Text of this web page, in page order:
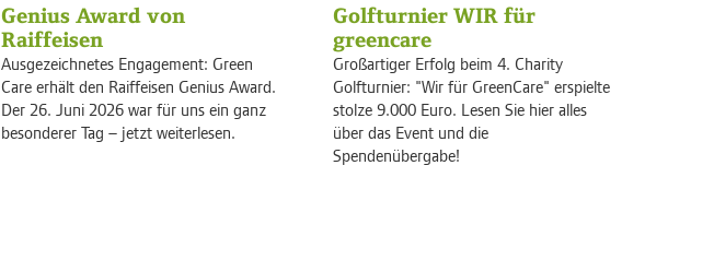
Genius Award von
Raiffeisen
Ausgezeichnetes Engagement: Green
Care erhält den Raiffeisen Genius Award.
Der 26. Juni 2026 war für uns ein ganz
besonderer Tag – jetzt weiterlesen.
Golfturnier WIR für
greencare
Großartiger Erfolg beim 4. Charity
Golfturnier: "Wir für GreenCare" erspielte
stolze 9.000 Euro. Lesen Sie hier alles
über das Event und die
Spendenübergabe!